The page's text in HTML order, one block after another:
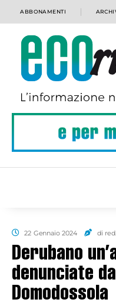
ABBONAMENTI
22 Gennaio 2024 di red.
Derubano
denunciate
Domodossola